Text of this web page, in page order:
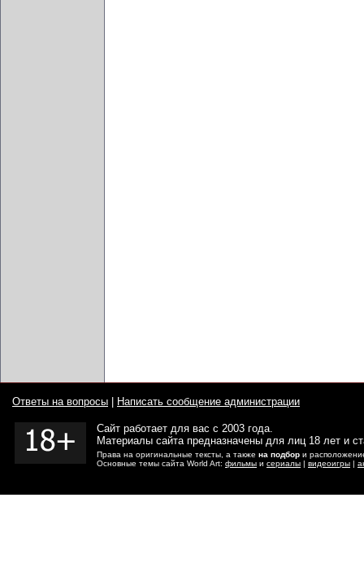
Ответы на вопросы Написать сообщение администрации
Сайт работает для вас с 2003 года.
Материалы сайта предназначены для лиц 18 лет и
Права на оригинальные тексты, а также на подбор и
Основные темы сайта World Art: фильмы и сериалы | видеоигры |